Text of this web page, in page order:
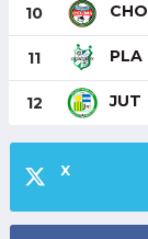
10 CHO
11 PLA
12 JUT
X